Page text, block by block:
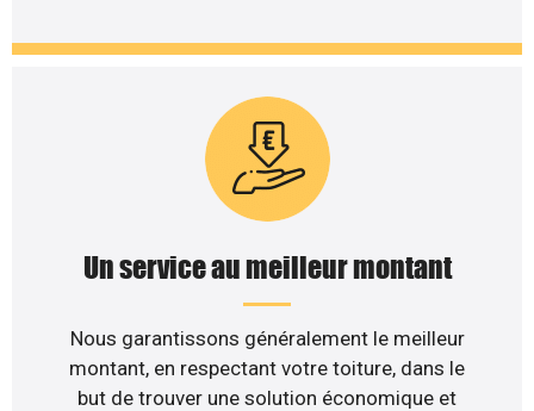
Un service au meilleur montant
Nous garantissons généralement le meilleur
montant, en respectant votre toiture, dans le
but de trouver une solution économique et